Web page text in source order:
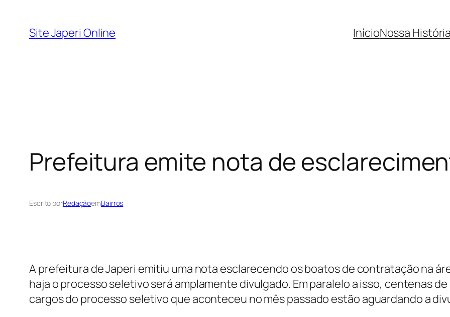
Site Japeri Online InícioNossa
Prefeitura emite nota de
Escrito porRedaçãoemBairros
A prefeitura de Japeri emitiu uma nota esclarecendo os boatos de contratação na
haja o processo seletivo será amplamente divulgado. Em paralelo a isso, centenas
cargos do processo seletivo que aconteceu no mês passado estão aguardando a